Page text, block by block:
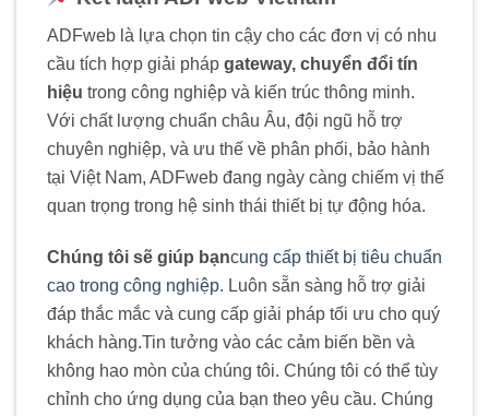
ADFweb là lựa chọn tin cậy cho các đơn vị có nhu
cầu tích hợp giải pháp gateway, chuyển đổi tín
hiệu trong công nghiệp và kiến trúc thông minh.
Với chất lượng chuẩn châu Âu, đội ngũ hỗ trợ
chuyên nghiệp, và ưu thế về phân phối, bảo hành
tại Việt Nam, ADFweb đang ngày càng chiếm vị thế
quan trọng trong hệ sinh thái thiết bị tự động hóa.
Chúng tôi sẽ giúp bạncung cấp thiết bị tiêu chuẩn
cao trong công nghiệp. Luôn sẵn sàng hỗ trợ giải
đáp thắc mắc và cung cấp giải pháp tối ưu cho quý
khách hàng.Tin tưởng vào các cảm biến bền và
không hao mòn của chúng tôi. Chúng tôi có thể tùy
chỉnh cho ứng dụng của bạn theo yêu cầu. Chúng